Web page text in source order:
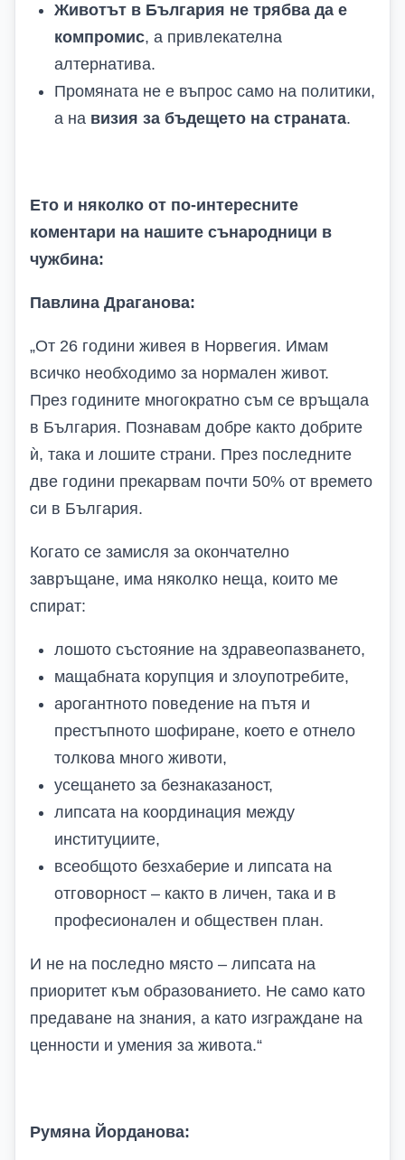
Животът в България не трябва да е
компромис, а привлекателна
алтернатива.
Промяната не е въпрос само на политики,
а на визия за бъдещето на страната.
Ето и няколко от по-интересните
коментари на нашите сънародници в
чужбина:
Павлина Драганова:
„От 26 години живея в Норвегия. Имам
всичко необходимо за нормален живот.
През годините многократно съм се връщала
в България. Познавам добре както добрите
ѝ, така и лошите страни. През последните
две години прекарвам почти 50% от времето
си в България.
Когато се замисля за окончателно
завръщане, има няколко неща, които ме
спират:
лошото състояние на здравеопазването,
мащабната корупция и злоупотребите,
арогантното поведение на пътя и
престъпното шофиране, което е отнело
толкова много животи,
усещането за безнаказаност,
липсата на координация между
институциите,
всеобщото безхаберие и липсата на
отговорност – както в личен, така и в
професионален и обществен план.
И не на последно място – липсата на
приоритет към образованието. Не само като
предаване на знания, а като изграждане на
ценности и умения за живота.“
Румяна Йорданова: